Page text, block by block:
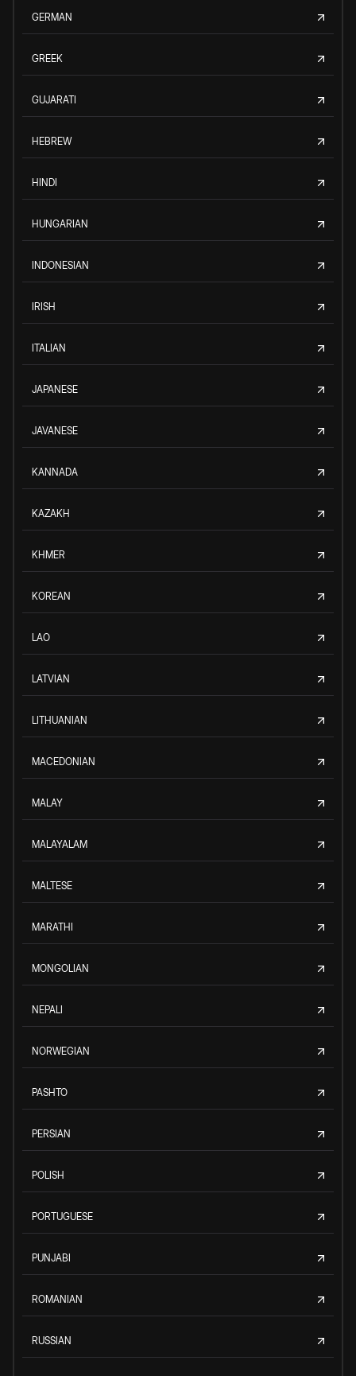
GERMAN
GREEK
GUJARATI
HEBREW
HINDI
HUNGARIAN
INDONESIAN
IRISH
ITALIAN
JAPANESE
JAVANESE
KANNADA
KAZAKH
KHMER
KOREAN
LAO
LATVIAN
LITHUANIAN
MACEDONIAN
MALAY
MALAYALAM
MALTESE
MARATHI
MONGOLIAN
NEPALI
NORWEGIAN
PASHTO
PERSIAN
POLISH
PORTUGUESE
PUNJABI
ROMANIAN
RUSSIAN